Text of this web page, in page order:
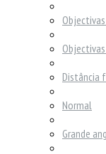
Distância
Normal
Grande